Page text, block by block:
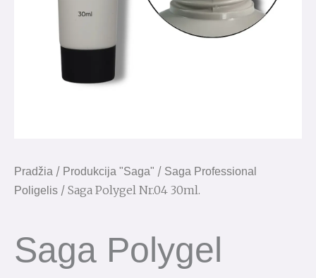
Pradžia / Produkcija "Saga" / Saga Professional
Poligelis / Saga Polygel Nr.04 30ml.
Saga Polygel